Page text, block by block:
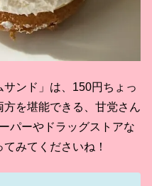
ンド」は、150円ちょっ
を堪能できる、甘党さん
パーやドラッグストアな
みてくださいね！